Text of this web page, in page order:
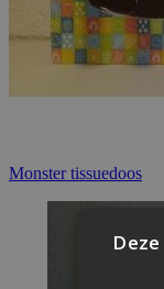
Monster tissuedoos